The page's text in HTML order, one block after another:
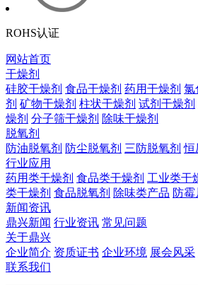
ROHS认证
网站首页
干燥剂
硅胶干燥剂 食品干燥剂 药用干燥剂 氯
剂 矿物干燥剂 柱状干燥剂 试剂干燥剂
燥剂 分子筛干燥剂 除味干燥剂
脱氧剂
防油脱氧剂 防尘脱氧剂 三防脱氧剂 恒
行业应用
药用类干燥剂 食品类干燥剂 工业类干
类干燥剂 食品脱氧剂 除味类产品 防霉
新闻资讯
鼎兴新闻 行业资讯 常见问题
关于鼎兴
企业简介 资质证书 企业环境 展会风采
联系我们